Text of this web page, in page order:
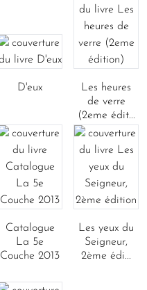
D'eux
Les heures
de verre
(2eme édit...
Catalogue
La 5e
Couche 2013
Les yeux du
Seigneur,
2ème édi...